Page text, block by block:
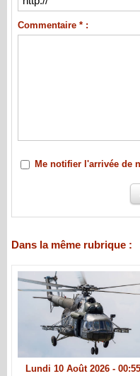
Commentaire * :
Me notifier l'arrivée de
Dans la même rubrique :
Lundi 10 Août 2026 - 00:55